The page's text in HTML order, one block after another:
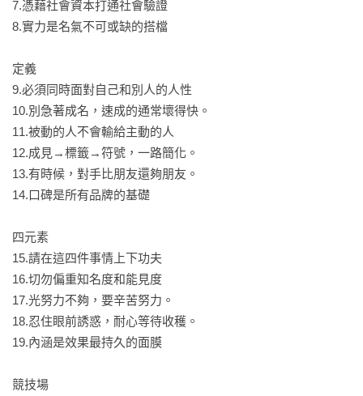
6.如何找到適合的表現舞台？
7.如何改造微環境？
9.如何發掘人格特質？
10.如何拉開和對手的差距？
7.憑藉社會資本打通社會驗證
8.實力是名氣不可或缺的搭檔
定義
9.必須同時面對自己和別人的人性
10.別急著成名，速成的通常壞得快。
11.被動的人不會輸給主動的人
12.成見→標籤→符號，一路簡化。
13.有時候，對手比朋友還夠朋友。
14.口碑是所有品牌的基礎
四元素
15.請在這四件事情上下功夫
16.切勿偏重知名度和能見度
17.光努力不夠，要辛苦努力。
18.忍住眼前誘惑，耐心等待收穫。
19.內涵是效果最持久的面膜
競技場